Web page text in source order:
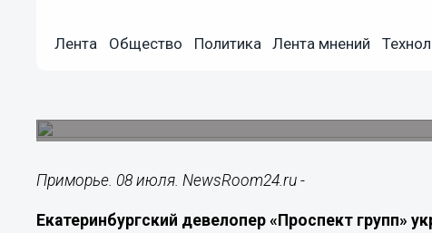
Лента Общество Политика Лента мнений
Приморье. 08 июля. NewsRoom24.ru -
Екатеринбургский девелопер «Проспект групп»